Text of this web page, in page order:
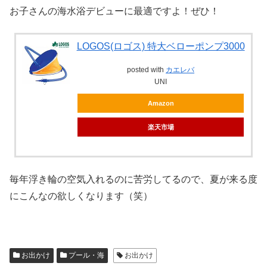
お子さんの海水浴デビューに最適ですよ！ぜひ！
LOGOS(ロゴス) 特大ベローポンプ3000
posted with カエレバ
UNI
Amazon
楽天市場
毎年浮き輪の空気入れるのに苦労してるので、夏が来る度
にこんなの欲しくなります（笑）
お出かけ プール・海 お出かけ